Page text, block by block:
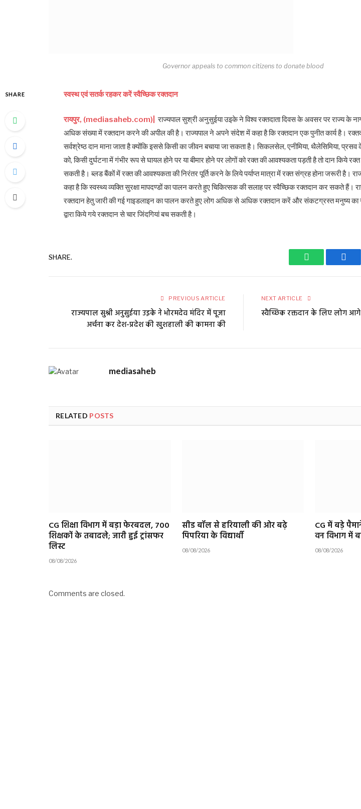
Governor appeals to common citizens to donate blood
SHARE स्वस्थ एवं सतर्क रहकर करें स्वैच्छिक रक्तदान
रायपुर, (mediasaheb.com)| राज्यपाल सुश्री अनुसुईया उइके ने विश्व रक्तदाता दिवस के अवसर पर राज्य के
अधिक संख्या में रक्तदान करने की अपील की है। राज्यपाल ने अपने संदेश में कहा है कि रक्तदान एक पुनीत कार्य है।
सर्वश्रेष्ठ दान माना जाता है क्योंकि इससे किसी का जीवन बचाया जा सकता है। सिकलसेल, एनीमिया, थैलेसिमिया,
को, किसी दुर्घटना में गंभीर रूप से घायल होने पर या बीमार होने पर लोगों को रक्त की आवश्यकता पड़ती है तो दान किये
सकती है। ब्लड बैंकों में रक्त की आवश्यकता की निरंतर पूर्ति करने के लिये पर्याप्त मात्रा में रक्त संग्रह होना जरूरी है।
कहा है कि स्वस्थ्य व्यक्ति सुरक्षा मापदण्डों का पालन करते हुए चिकित्सक की सलाह पर स्वैच्छिक रक्तदान कर सकते हैं।
रक्तदान हेतु जारी की गई गाइडलाइन का पालन करते हुए लोग अधिक से अधिक रक्तदान करें और संकटग्रस्त मनुष्य का
द्वारा किये गये रक्तदान से चार जिंदगियां बच सकती है।
SHARE. WhatsApp
PREVIOUS ARTICLE
राज्यपाल सुश्री अनुसुईया उइके ने भोरमदेव मंदिर में पूजा
अर्चना कर देश-प्रदेश की खुशहाली की कामना की
NEXT ARTICLE
स्वैच्छिक रक्तदान के लिए लोग
mediasaheb
RELATED POSTS
CG शिक्षा विभाग में बड़ा फेरबदल, 700
शिक्षकों के तबादले; जारी हुई ट्रांसफर
लिस्ट
08/08/2026
सीड बॉल से हरियाली की ओर बढ़े
पिपरिया के विद्यार्थी
08/08/2026
CG में बड़े
वन विभाग में
08/08/2026
Comments are closed.